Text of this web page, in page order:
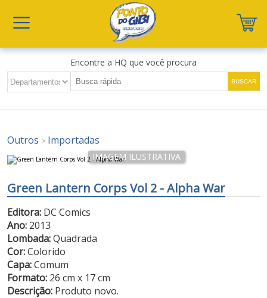
Encontre a HQ que você procura
Outros > Importadas
Green Lantern Corps Vol 2 - Alpha War
Editora: DC Comics
Ano: 2013
Lombada:Quadrada
Cor:Colorido
Capa:Comum
Formato: 26 cm x 17 cm
Descrição: Produto novo.